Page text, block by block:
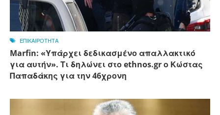
ΕΠΙΚΑΙΡΟΤΗΤΑ
Marfin: «Υπάρχει δεδικασμένο απαλλακτικό
για αυτήν». Τι δηλώνει στο ethnos.gr ο Κώστας
Παπαδάκης για την 46χρονη